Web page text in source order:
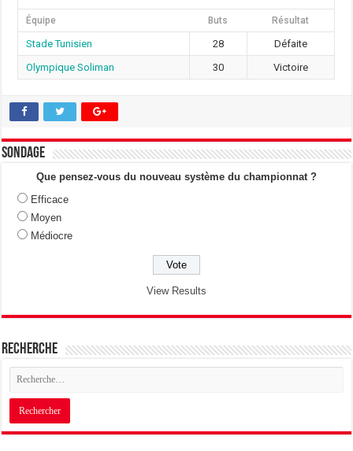
Équipe Buts Résultat
Stade Tunisien 28
Défaite
Olympique Soliman
30 Victoire
Sondage
Que pensez-vous du nouveau système du championnat ?
Efficace
Moyen
Médiocre
View Results
Recherche